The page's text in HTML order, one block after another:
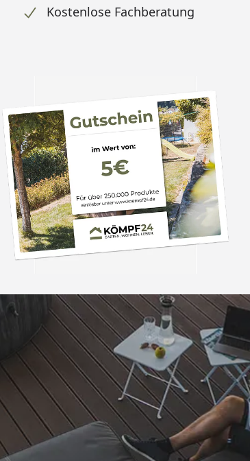
Kostenlose Fachberatung
Trusted Shops
4,81/ 5
25.964 Bewertungen